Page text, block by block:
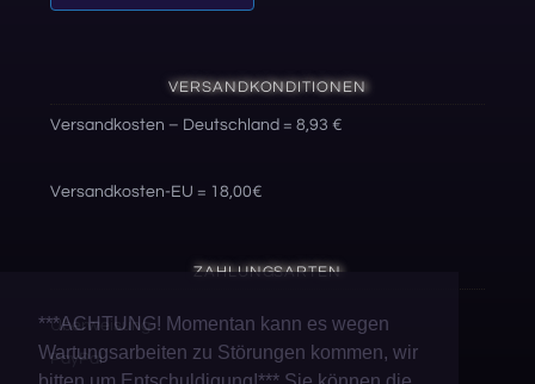
VERSANDKONDITIONEN
Versandkosten – Deutschland = 8,93 €
Versandkosten-EU = 18,00€
ZAHLUNGSARTEN
Überweisung
PayPal
***ACHTUNG! Momentan kann es wegen
Wartungsarbeiten zu Störungen kommen, wir